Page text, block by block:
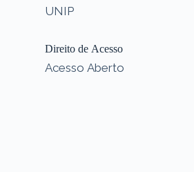
UNIP
Direito de Acesso
Acesso Aberto